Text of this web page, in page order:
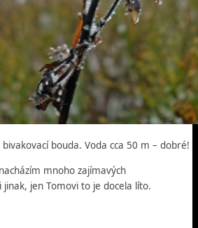
bivakovací bouda. Voda cca 50 m – dobré!
mnoho zajímavých
jen Tomovi to je docela líto.